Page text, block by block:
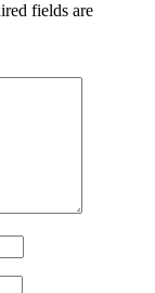
fields are